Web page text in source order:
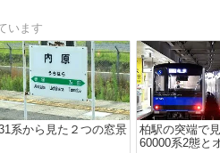
います
系から見た２つの窓景
柏駅の突端で
60000系2態と